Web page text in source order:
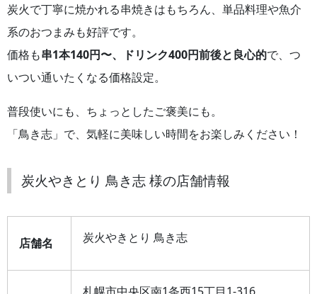
炭火で丁寧に焼かれる串焼きはもちろん、単品料理や魚介
系のおつまみも好評です。
価格も串1本140円〜、ドリンク400円前後と良心的で、つ
いつい通いたくなる価格設定。
普段使いにも、ちょっとしたご褒美にも。
「鳥き志」で、気軽に美味しい時間をお楽しみください！
炭火やきとり 鳥き志 様の店舗情報
店舗名 炭火やきとり 鳥き志